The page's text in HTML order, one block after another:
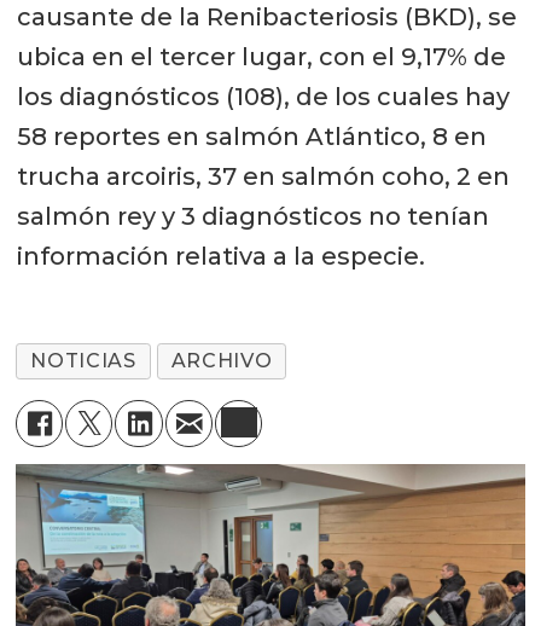
causante de la Renibacteriosis (BKD), se
ubica en el tercer lugar, con el 9,17% de
los diagnósticos (108), de los cuales hay
58 reportes en salmón Atlántico, 8 en
trucha arcoiris, 37 en salmón coho, 2 en
salmón rey y 3 diagnósticos no tenían
información relativa a la especie.
NOTICIAS ARCHIVO